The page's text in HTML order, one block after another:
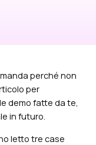
perché non
per
demo fatte da te,
in futuro.
letto tre case